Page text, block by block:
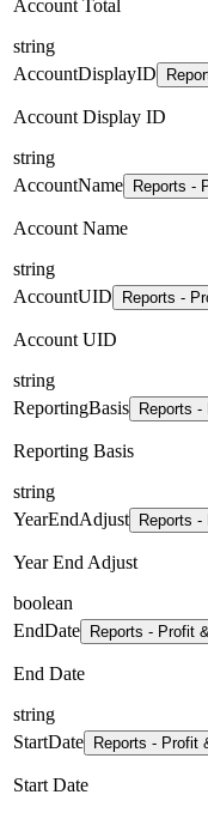
Account Total
string
AccountDisplayID
Account Display ID
string
AccountName
Reports -
Account Name
string
AccountUID
Reports -
Account UID
string
ReportingBasis
Reports
Reporting Basis
string
YearEndAdjust
Reports
Year End Adjust
boolean
EndDate
Reports - Profit
End Date
string
StartDate
Reports - Profit
Start Date